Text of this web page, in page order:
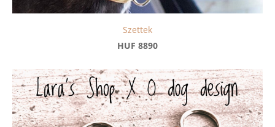
Szettek
HUF 8890